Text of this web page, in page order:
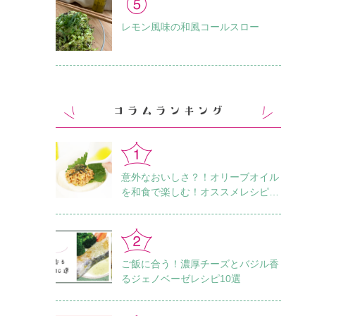
レモン風味の和風コールスロー
意外なおいしさ？！オリーブオイル
を和食で楽しむ！オススメレシピ18
ご飯に合う！濃厚チーズとバジル香
るジェノベーゼレシピ10選